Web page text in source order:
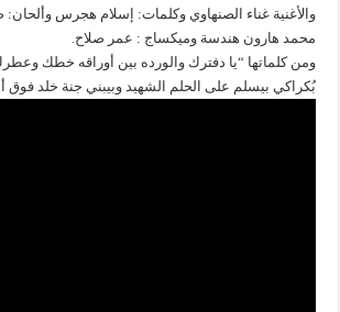
والأغنية غناء الصنهاوي وكلمات: إسلام هجرس
محمد هارون هندسة وميكساج : عمر صلاح.
ومن كلماتها “يا دفترك والورده بين أوراقه خطك
بُكراكي بيسلم على الحلم الشهيد وبيبني جنة خلد فوق